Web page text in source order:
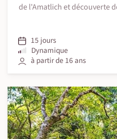
de l'Amatlich et découverte
15 jours
Dynamique
à partir de 16 ans